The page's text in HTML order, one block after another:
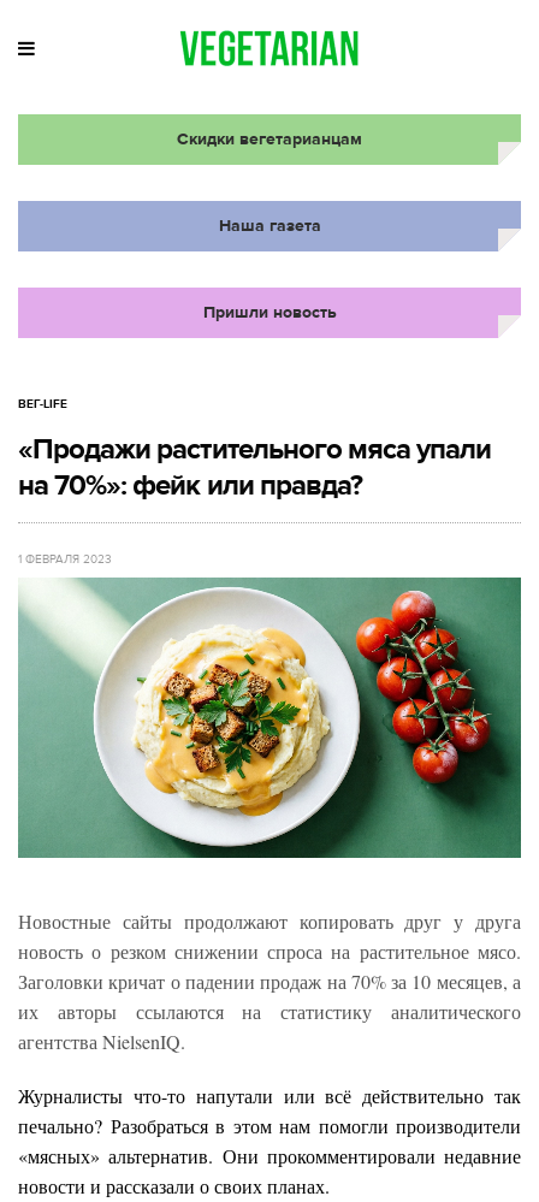
Скидки вегетарианцам
Наша газета
Пришли новость
ВЕГ-LIFE
«Продажи растительного мяса упали
на 70%»: фейк или правда?
1 ФЕВРАЛЯ 2023
Новостные сайты продолжают копировать друг у друга
новость о резком снижении спроса на растительное мясо.
Заголовки кричат о падении продаж на 70% за 10 месяцев, а
их авторы ссылаются на статистику аналитического
агентства NielsenIQ.
Журналисты что-то напутали или всё действительно так
печально? Разобраться в этом нам помогли производители
«мясных» альтернатив. Они прокомментировали недавние
новости и рассказали о своих планах.